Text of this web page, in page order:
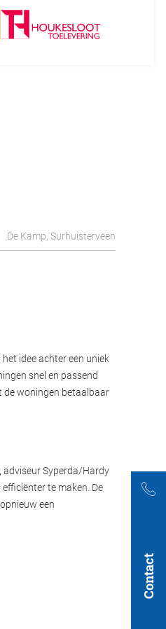
Contact
De Kamp, Surhuisterveen
idee achter een uniek
snel en passend
de woningen betaalbaar
adviseur Syperda/Hardy
te maken. De
een